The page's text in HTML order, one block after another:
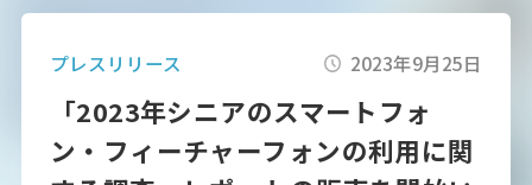
プレスリリース 2023年9月25日
「2023年シニアのスマートフォ
ン・フィーチャーフォンの利用に関